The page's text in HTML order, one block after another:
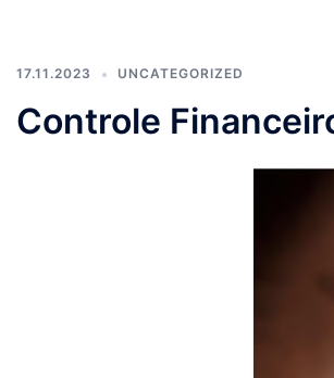
17.11.2023 UNCATEGORIZED
Controle